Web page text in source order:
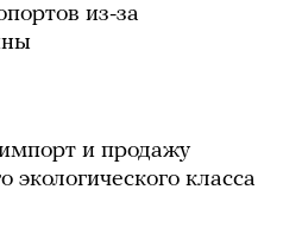
из-за
и продажу
экологического класса